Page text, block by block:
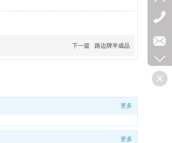
下一篇 路边牌半成品
更多
更多